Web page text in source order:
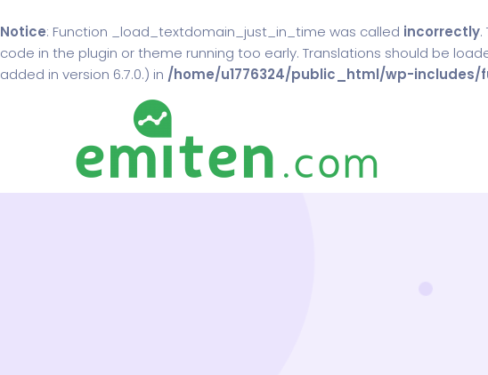
Notice: Function _load_textdomain_just_in_time was called incorrectly.
code in the plugin or theme running too early. Translations should be
added in version 6.7.0.) in /home/u1776324/public_html/wp-includes/